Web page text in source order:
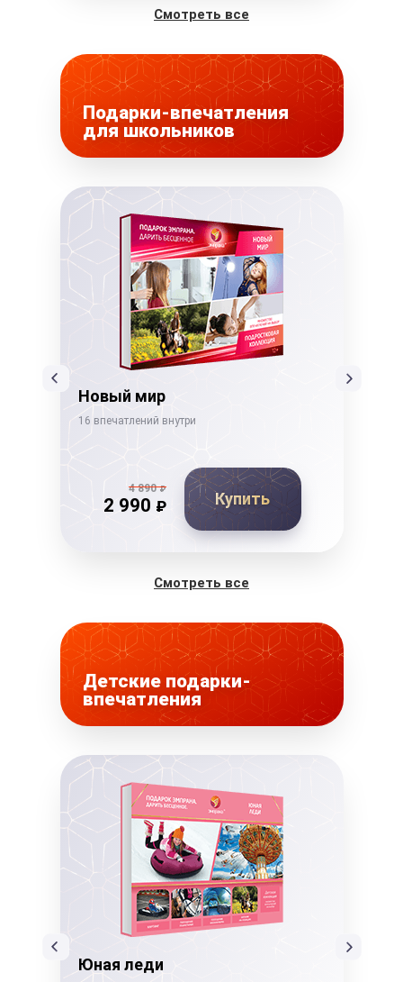
Смотреть все
Подарки-впечатления
для школьников
Новый мир
16 впечатлений внутри
4 890₽
2 990 ₽ Купить
Смотреть все
Детские подарки-
впечатления
Юная леди